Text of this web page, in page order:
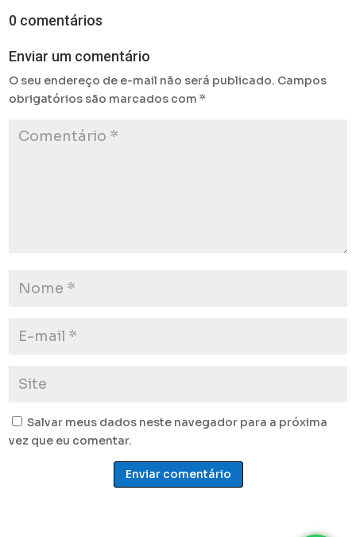
0 comentários
Enviar um comentário
O seu endereço de e-mail não será publicado. Campos
obrigatórios são marcados com*
Salvar meus dados neste navegador para a próxima
vez que eu comentar.
Enviar comentário